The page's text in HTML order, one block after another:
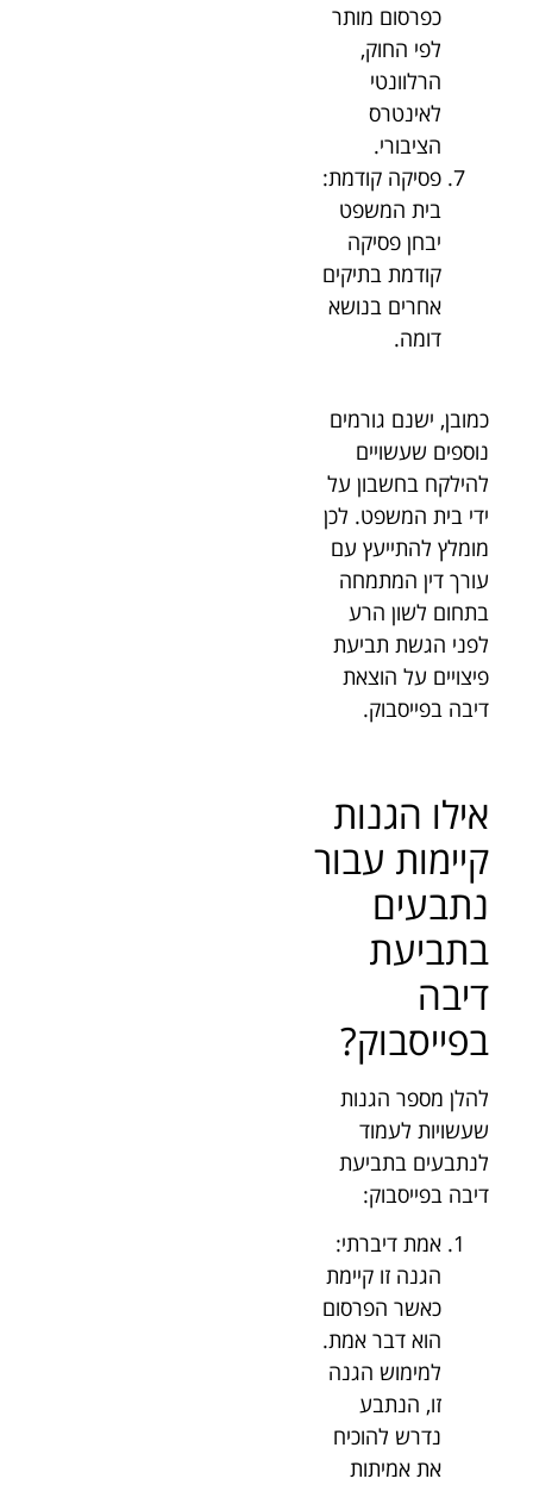
כפרסום מותר
לפי החוק,
הרלוונטי
לאינטרס
הציבורי.
פסיקה קודמת:
בית המשפט
יבחן פסיקה
קודמת בתיקים
אחרים בנושא
דומה.
כמובן, ישנם גורמים
נוספים שעשויים
להילקח בחשבון על
ידי בית המשפט. לכן
מומלץ להתייעץ עם
עורך דין המתמחה
בתחום לשון הרע
לפני הגשת תביעת
פיצויים על הוצאת
דיבה בפייסבוק.
אילו הגנות
קיימות עבור
נתבעים
בתביעת
דיבה
בפייסבוק?
להלן מספר הגנות
שעשויות לעמוד
לנתבעים בתביעת
דיבה בפייסבוק:
אמת דיברתי:
הגנה זו קיימת
כאשר הפרסום
הוא דבר אמת.
למימוש הגנה
זו, הנתבע
נדרש להוכיח
את אמיתות